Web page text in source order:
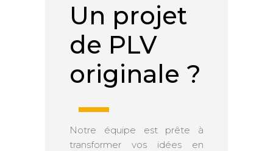
Un projet
de PLV
originale ?
Notre équipe est prête à
transformer vos idées en